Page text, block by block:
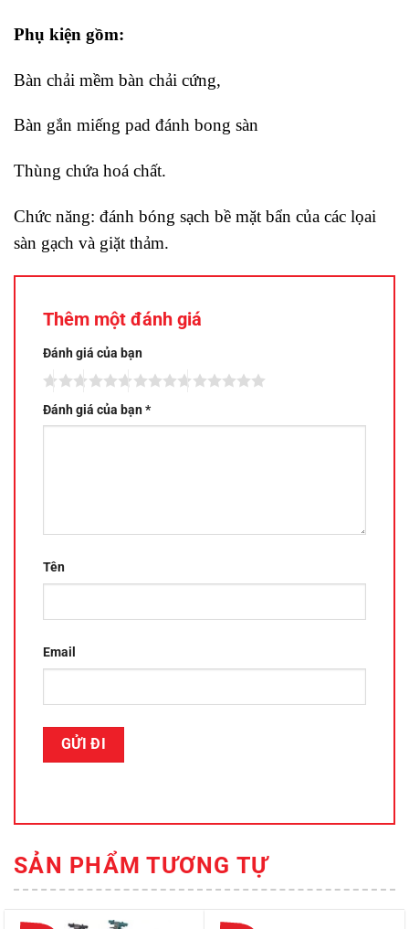
Phụ kiện gồm:
Bàn chải mềm bàn chải cứng,
Bàn gắn miếng pad đánh bong sàn
Thùng chứa hoá chất.
Chức năng: đánh bóng sạch bề mặt bẩn của các lọai
sàn gạch và giặt thảm.
Thêm một đánh giá
Đánh giá của bạn
Đánh giá của bạn*
Tên
Email
SẢN PHẨM TƯƠNG TỰ